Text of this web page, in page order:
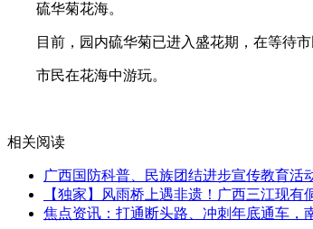
硫华菊花海。
目前，园内硫华菊已进入盛花期，在等待
市民在花海中游玩。
相关阅读
广西国防科普、民族团结进步宣传教育活
【独家】风雨桥上遇非遗！广西三江现有
焦点资讯：打通断头路、冲刺年底通车，